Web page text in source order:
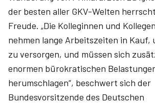
der besten aller GKV-Welten
Freude. „Die Kolleginnen und
nehmen lange Arbeitszeiten in Kauf,
zu versorgen, und müssen sich
enormen bürokratischen
herumschlagen“, beschwert sich der
Bundesvorsitzende des Deutschen